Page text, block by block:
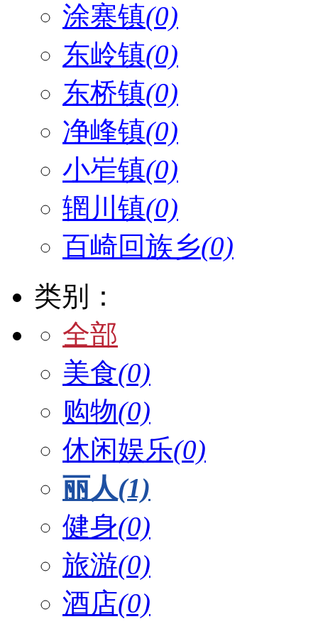
涂寨镇(0)
东岭镇(0)
东桥镇(0)
净峰镇(0)
小岝镇(0)
辋川镇(0)
百崎回族乡(0)
类别：
全部
美食(0)
购物(0)
休闲娱乐(0)
丽人(1)
健身(0)
旅游(0)
酒店(0)